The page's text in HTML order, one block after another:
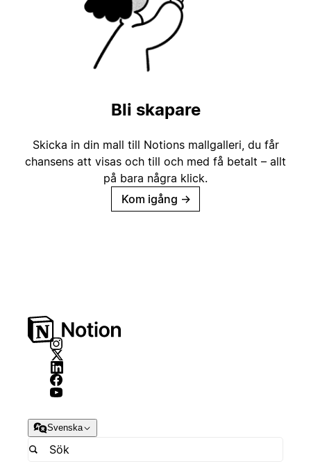
Bli skapare
Skicka in din mall till Notions mallgalleri, du får
chansens att visas och till och med få betalt – allt
på bara några klick.
Kom igång →
Svenska